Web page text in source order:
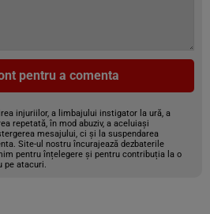
pentru a comenta
injuriilor, a limbajului instigator la ură, a
repetată, în mod abuziv, a aceluiași
mesajului, ci și la suspendarea
Site-ul nostru încurajează dezbaterile
pentru înțelegere și pentru contribuția la o
pe atacuri.